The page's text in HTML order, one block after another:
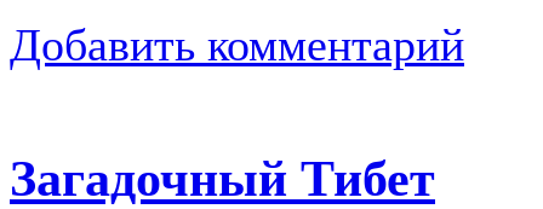
Добавить комментарий
Загадочный Тибет